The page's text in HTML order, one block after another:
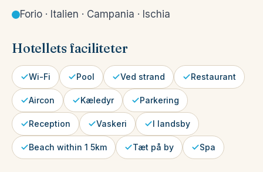
Forio · Italien · Campania · Ischia
Hotellets faciliteter
Wi-Fi Pool Ved strand Restaurant
Aircon Kæledyr Parkering
Reception Vaskeri I landsby
Beach within 1 5km Tæt på by Spa